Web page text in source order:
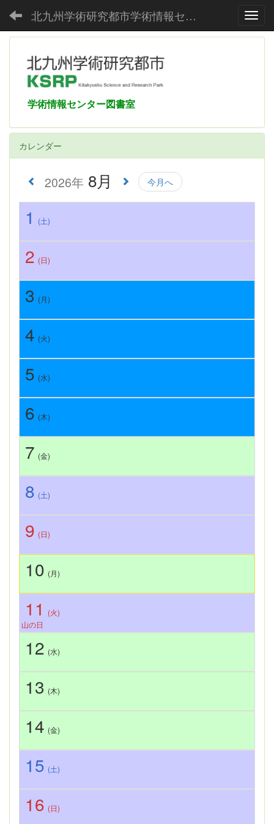
北九州学術研究都市学術情報センター
学術情報センター図書室
カレンダー
2026年 8月 今月へ
1 (土)
2 (日)
3 (月)
4 (火)
5 (水)
6 (木)
7 (金)
8 (土)
9 (日)
10 (月)
11
(火)
山の日
12 (水)
13 (木)
14 (金)
15 (土)
16 (日)